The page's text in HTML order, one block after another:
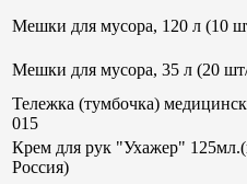
Мешки для мусора, 120 л (10
Мешки для мусора, 35 л (20
Тележка (тумбочка)
015
Крем для рук "Ухажер"
Россия)